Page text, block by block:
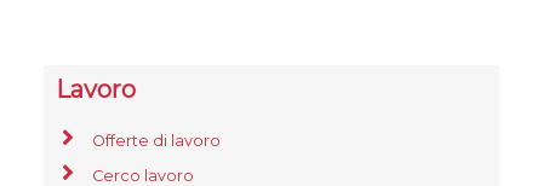
Lavoro
Offerte di lavoro
Cerco lavoro